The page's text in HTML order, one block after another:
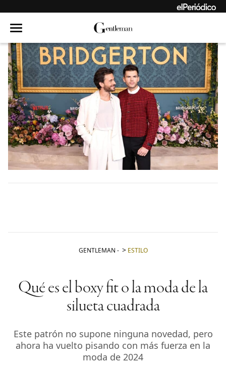
GENTLEMAN - ESTILO
Qué es el boxy fit o la moda de la
silueta cuadrada
Este patrón no supone ninguna novedad, pero
ahora ha vuelto pisando con más fuerza en la
moda de 2024